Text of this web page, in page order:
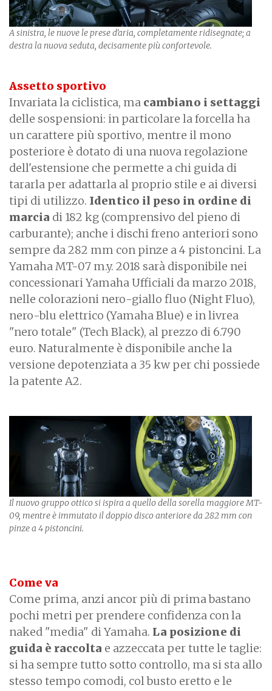
A sinistra, le nuove le prese d'aria, completamente ridisegnate; a
destra la nuova seduta, decisamente più confortevole.
Assetto sportivo
Invariata la ciclistica, ma cambiano i settaggi
delle sospensioni: in particolare la forcella ha
un carattere più sportivo, mentre il mono
posteriore è dotato di una nuova regolazione
dell'estensione che permette a chi guida di
tararla per adattarla al proprio stile e ai diversi
tipi di utilizzo. Identico il peso in ordine di
marcia di 182 kg (comprensivo del pieno di
carburante); anche i dischi freno anteriori sono
sempre da 282 mm con pinze a 4 pistoncini. La
Yamaha MT-07 m.y. 2018 sarà disponibile nei
concessionari Yamaha Ufficiali da marzo 2018,
nelle colorazioni nero-giallo fluo (Night Fluo),
nero-blu elettrico (Yamaha Blue) e in livrea
"nero totale" (Tech Black), al prezzo di 6.790
euro. Naturalmente è disponibile anche la
versione depotenziata a 35 kw per chi possiede
la patente A2.
Il nuovo gruppo ottico si ispira a quello della sorella maggiore MT-
09, mentre è immutato il doppio disco anteriore da 282 mm con
pinze a 4 pistoncini.
Come va
Come prima, anzi ancor più di prima bastano
pochi metri per prendere confidenza con la
naked "media" di Yamaha. La posizione di
guida è raccolta e azzeccata per tutte le taglie:
si ha sempre tutto sotto controllo, ma si sta allo
stesso tempo comodi, col busto eretto e le